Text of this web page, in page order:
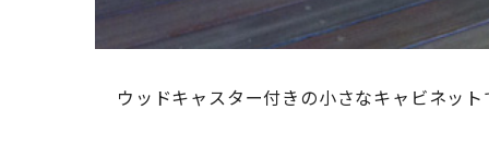
ウッドキャスター付きの小さなキャビネット